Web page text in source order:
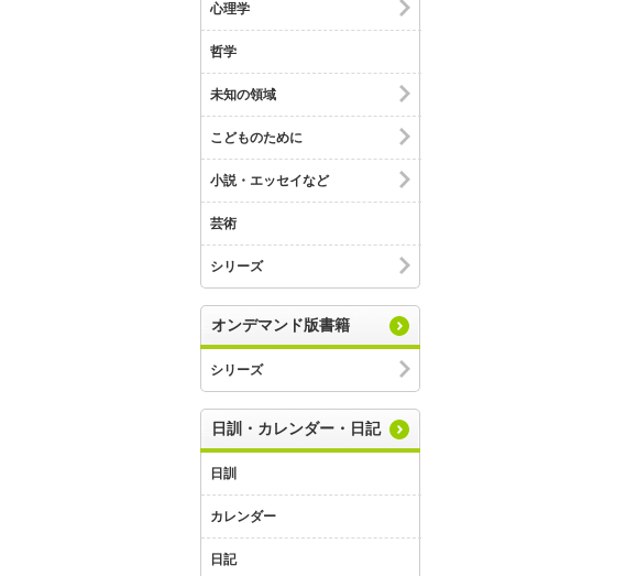
心理学
哲学
未知の領域
こどものために
小説・エッセイなど
芸術
シリーズ
オンデマンド版書籍
シリーズ
日訓・カレンダー・日記
日訓
カレンダー
日記